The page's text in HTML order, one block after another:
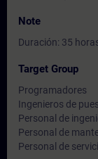
Note
Duración: 35
Target Group
Programadores
Ingenieros de
Personal de
Personal de
Personal de